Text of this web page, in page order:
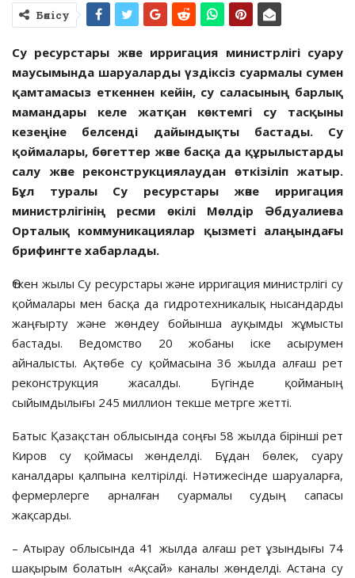
Бөлісу
Су ресурстары және ирригация министрлігі суару
маусымында шаруаларды үздіксіз суармалы сумен
қамтамасыз еткеннен кейін, су саласының барлық
мамандары келе жатқан көктемгі су тасқыны
кезеңіне белсенді дайындықты бастады. Су
қоймалары, бөгеттер және басқа да құрылыстарды
салу және реконструкциялаудан өткізіліп жатыр.
Бұл туралы Су ресурстары және ирригация
министрлігінің ресми өкілі Мөлдір Әбдуалиева
Орталық коммуникациялар қызметі алаңындағы
брифингте хабарлады.
Өткен жылы Су ресурстары және ирригация министрлігі су
қоймалары мен басқа да гидротехникалық нысандарды
жаңғырту және жөндеу бойынша ауқымды жұмысты
бастады. Ведомство 20 жобаны іске асырумен
айналысты. Ақтөбе су қоймасына 36 жылда алғаш рет
реконструкция жасалды. Бүгінде қойманың
сыйымдылығы 245 миллион текше метрге жетті.
Батыс Қазақстан облысында соңғы 58 жылда бірінші рет
Киров су қоймасы жөнделді. Бұдан бөлек, суару
каналдары қалпына келтірілді. Нәтижесінде шаруаларға,
фермерлерге арналған суармалы судың сапасы
жақсарды.
– Атырау облысында 41 жылда алғаш рет ұзындығы 74
шақырым болатын «Ақсай» каналы жөнделді. Астана су